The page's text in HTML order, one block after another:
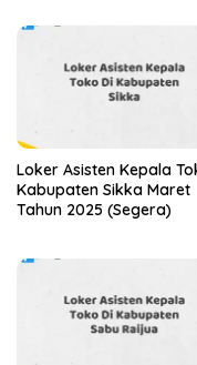
Loker Asisten Kepala
Kabupaten Sikka Maret
Tahun 2025 (Segera)